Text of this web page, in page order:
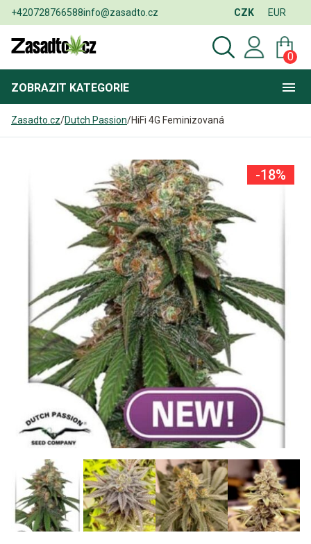
+420728766588info@zasadto.cz CZK EUR
0
ZOBRAZIT KATEGORIE
Zasadto.cz/Dutch Passion/HiFi 4G Feminizovaná
-18%